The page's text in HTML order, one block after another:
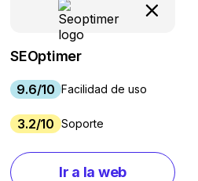
SEOptimer
9.6/10 Facilidad de uso
3.2/10 Soporte
Ir a la web